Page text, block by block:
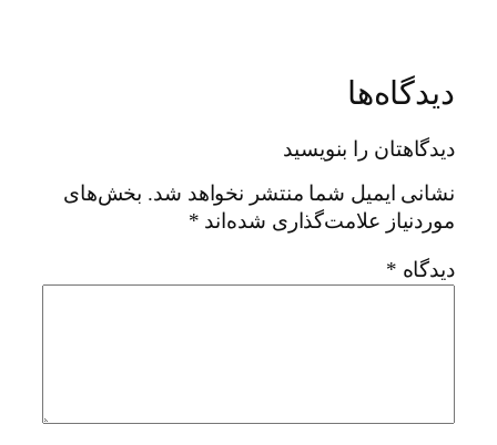
دیدگاه‌ها
دیدگاهتان را بنویسید
نشانی ایمیل شما منتشر نخواهد شد. بخش‌های
موردنیاز علامت‌گذاری شده‌اند *
دیدگاه *